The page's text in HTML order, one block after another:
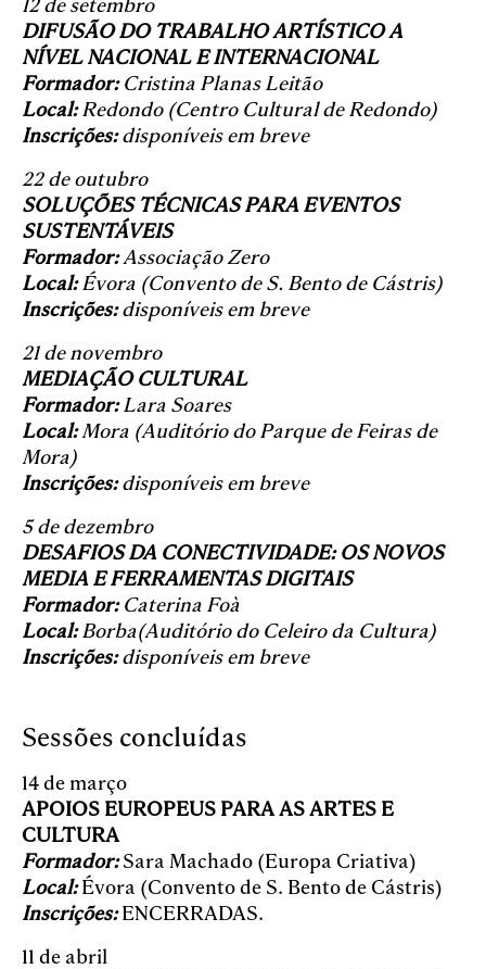
DIFUSÃO DO TRABALHO ARTÍSTICO A
NÍVEL NACIONAL E INTERNACIONAL
Formador:Cristina Planas Leitão
Local:Redondo (Centro Cultural de Redondo)
Inscrições:disponíveis em breve
22 de outubro
SOLUÇÕES TÉCNICAS PARA EVENTOS
SUSTENTÁVEIS
Formador:Associação Zero
Local:Évora (Convento de S. Bento de Cástris)
Inscrições:disponíveis em breve
21 de novembro
MEDIAÇÃO CULTURAL
Formador:Lara Soares
Local:Mora (Auditório do Parque de Feiras de
Mora)
Inscrições:disponíveis em breve
5 de dezembro
DESAFIOS DA CONECTIVIDADE: OS NOVOS
MEDIA E FERRAMENTAS DIGITAIS
Formador:Caterina Foà
Local:Borba(Auditório do Celeiro da Cultura)
Inscrições:disponíveis em breve
Sessões concluídas
14 de março
APOIOS EUROPEUS PARA AS ARTES E
CULTURA
Formador:Sara Machado (Europa Criativa)
Local:Évora (Convento de S. Bento de Cástris)
Inscrições:ENCERRADAS.
11 de abril